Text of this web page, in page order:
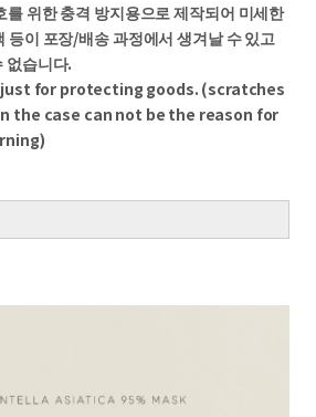
를 위한 충격 방지용으로 제작되어 미세한
등이 포장/배송 과정에서 생겨날 수 있고
없습니다.
for protecting goods. (scratches
the case can not be the reason for